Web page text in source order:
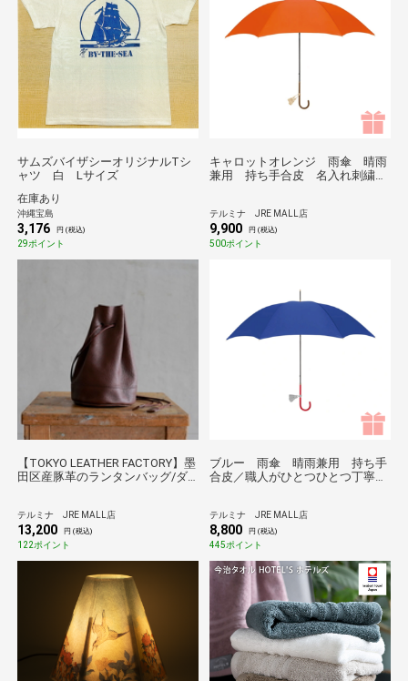
サムズバイザシーオリジナルTシ
ャツ 白 Lサイズ
在庫あり
沖縄宝島
3,176 円 (税込)
29ポイント
キャロットオレンジ 雨傘 晴雨
兼用 持ち手合皮 名入れ刺繍あ
テルミナ JRE MALL店
9,900 円 (税込)
500ポイント
【TOKYO LEATHER FACTORY】墨
田区産豚革のランタンバッグ/ダ
テルミナ JRE MALL店
13,200 円 (税込)
122ポイント
ブルー 雨傘 晴雨兼用 持ち手
合皮／職人がひとつひとつ丁寧に
テルミナ JRE MALL店
8,800 円 (税込)
445ポイント